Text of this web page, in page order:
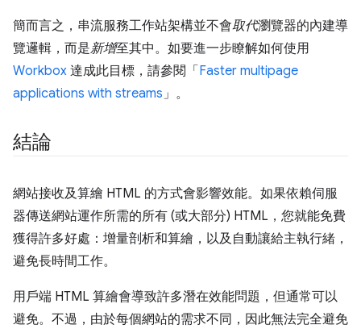
簡而言之，串流服務工作站架構並不會取代瀏覽器的內建導
覽邏輯，而是新增至其中。如要進一步瞭解如何使用
Workbox 達成此目標，請參閱「 Faster multipage
applications with streams」。
結論
網站接收及算繪 HTML 的方式會影響效能。如果依賴伺服
器傳送網站運作所需的所有 (或大部分) HTML，您就能免費
獲得許多好處：增量剖析和算繪，以及自動讓給主執行緒，
避免長時間工作。
用戶端 HTML 算繪會導致許多潛在效能問題，但通常可以
避免。不過，由於每個網站的需求不同，因此無法完全避免